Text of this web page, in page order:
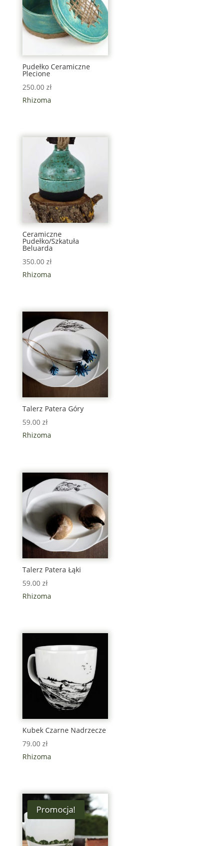
Pudełko Ceramiczne
Plecione
250.00 zł
Rhizoma
Ceramiczne
Pudełko/Szkatuła
Beluarda
350.00 zł
Rhizoma
Talerz Patera Góry
59.00 zł
Rhizoma
Talerz Patera Łąki
59.00 zł
Rhizoma
Kubek Czarne Nadrzecze
79.00 zł
Rhizoma
Promocja!